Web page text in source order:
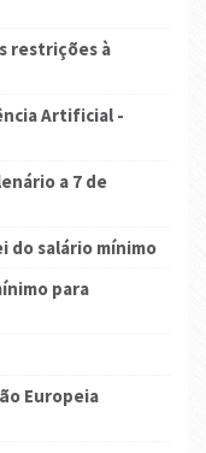
restrições à
Artificial -
a 7 de
do salário mínimo
para
Europeia